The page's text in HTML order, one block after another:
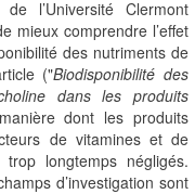
l’Université Clermont
mieux comprendre l’effet
des nutriments de
("Biodisponibilité des
dans les produits
dont les produits
de vitamines et de
trop longtemps négligés.
d’investigation sont